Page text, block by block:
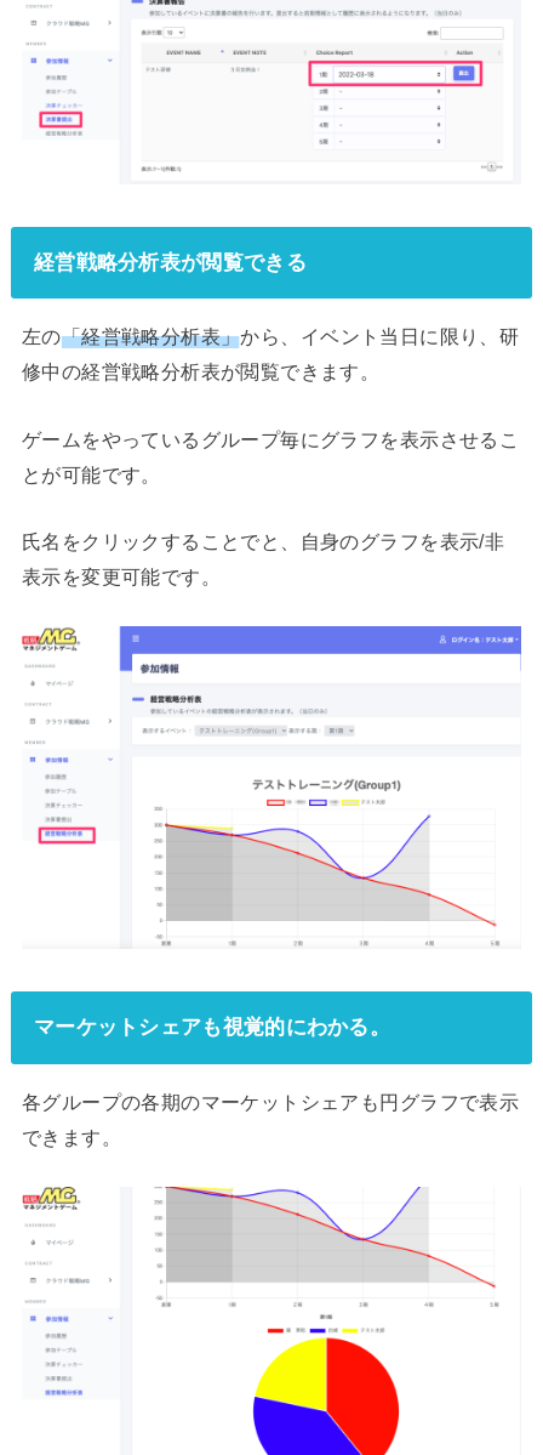
経営戦略分析表が閲覧できる
左の「経営戦略分析表」から、イベント当日に限り、研
修中の経営戦略分析表が閲覧できます。
ゲームをやっているグループ毎にグラフを表示させるこ
とが可能です。
氏名をクリックすることでと、自身のグラフを表示/非
表示を変更可能です。
マーケットシェアも視覚的にわかる。
各グループの各期のマーケットシェアも円グラフで表示
できます。